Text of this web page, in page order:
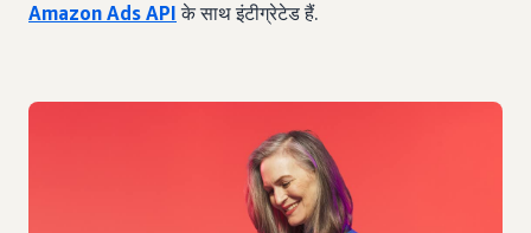
Amazon Ads API के साथ इंटीग्रेटेड हैं.